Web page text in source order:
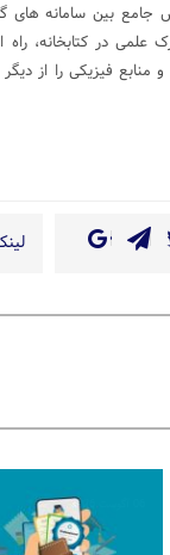
بین سامانه های
در کتابخانه،
منابع فیزیکی را از